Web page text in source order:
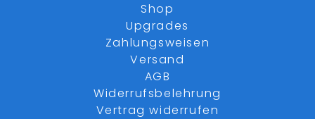
Shop
Upgrades
Zahlungsweisen
Versand
AGB
Widerrufsbelehrung
Vertrag widerrufen